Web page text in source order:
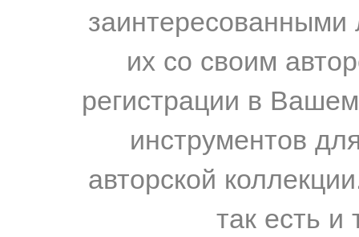
их со своим
регистрации в
инструментов
авторской
так есть и